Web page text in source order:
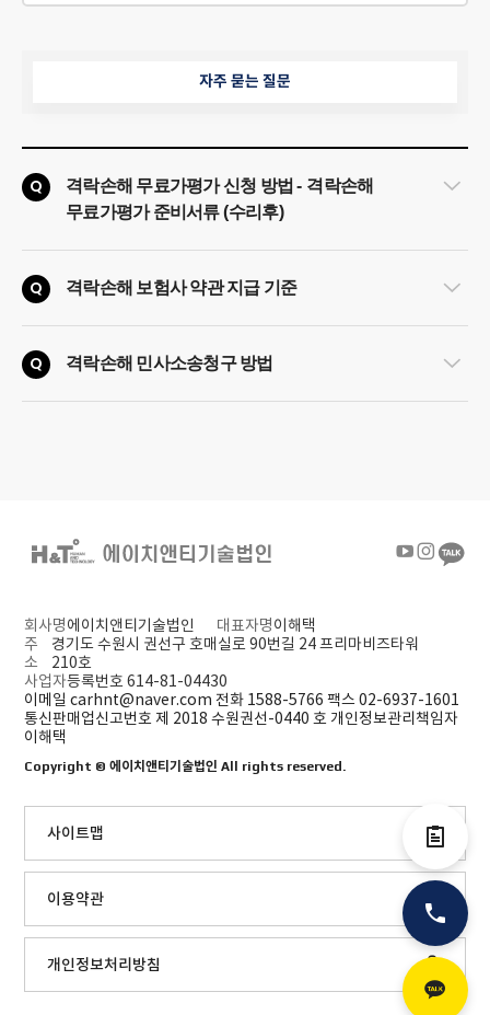
자주 묻는 질문
Q 격락손해 무료가평가 신청 방법- 격락손해
무료가평가 준비서류(수리후)
Q 격락손해 보험사 약관 지급 기준
Q 격락손해 민사소송청구 방법
회사명에이치앤티기술법인 대표자명이해택
주
소
경기도 수원시 권선구 호매실로 90번길 24 프리마비즈타워
210호
사업자등록번호 614-81-04430
이메일 carhnt@naver.com 전화 1588-5766 팩스 02-6937-1601
통신판매업신고번호 제 2018 수원권선-0440 호 개인정보관리책임자
이해택
Copyright ©에이치앤티기술법인 All rights reserved.
사이트맵
이용약관
개인정보처리방침
카카오톡